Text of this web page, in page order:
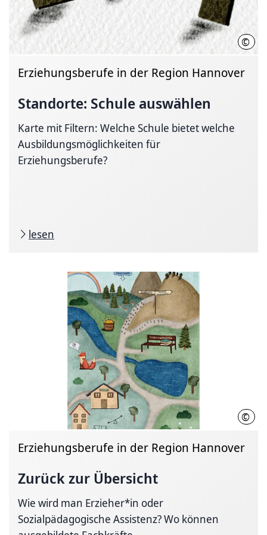
©
Erziehungsberufe in der Region Hannover
Standorte: Schule auswählen
Karte mit Filtern: Welche Schule bietet welche
Ausbildungsmöglichkeiten für
Erziehungsberufe?
lesen
©
Erziehungsberufe in der Region Hannover
Zurück zur Übersicht
Wie wird man Erzieher*in oder
Sozialpädagogische Assistenz? Wo können